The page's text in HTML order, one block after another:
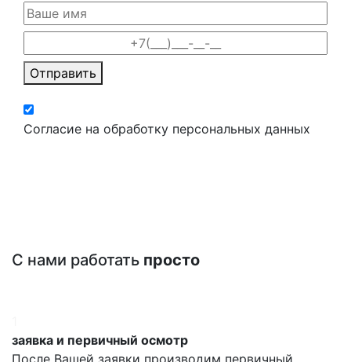
Отправить
Согласие на обработку персональных данных
С нами работать просто
заявка и первичный осмотр